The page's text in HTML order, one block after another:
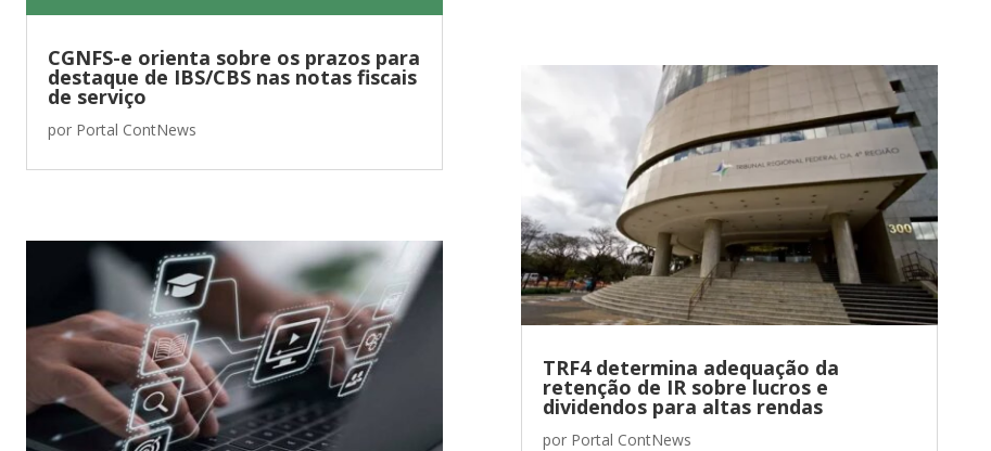
CGNFS-e orienta sobre os prazos para
destaque de IBS/CBS nas notas fiscais
de serviço
por Portal ContNews
TRF4 determina adequação da
retenção de IR sobre lucros e
dividendos para altas rendas
por Portal ContNews